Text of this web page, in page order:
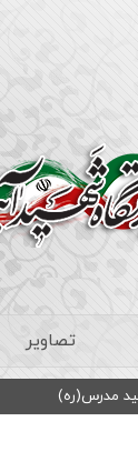
تصاویر
مدرس(ره)